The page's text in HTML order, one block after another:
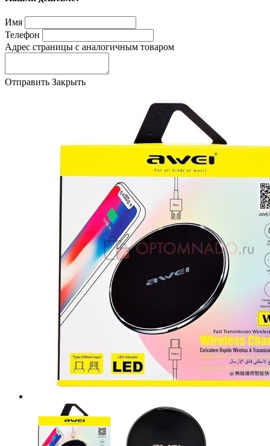
Имя
Телефон
Адрес страницы с аналогичным товаром
Отправить Закрыть